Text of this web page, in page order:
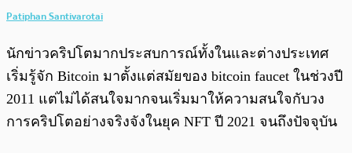
Patiphan Santivarotai
นักข่าวคริปโตมากประสบการณ์ทั้งในและต่างประเทศ
เริ่มรู้จัก Bitcoin มาตั้งแต่สมัยของ bitcoin faucet ในช่วงปี
2011 แต่ไม่ได้สนใจมากจนเริ่มมาให้ความสนใจกับวง
การคริปโตอย่างจริงจังในยุค NFT ปี 2021 จนถึงปัจจุบัน